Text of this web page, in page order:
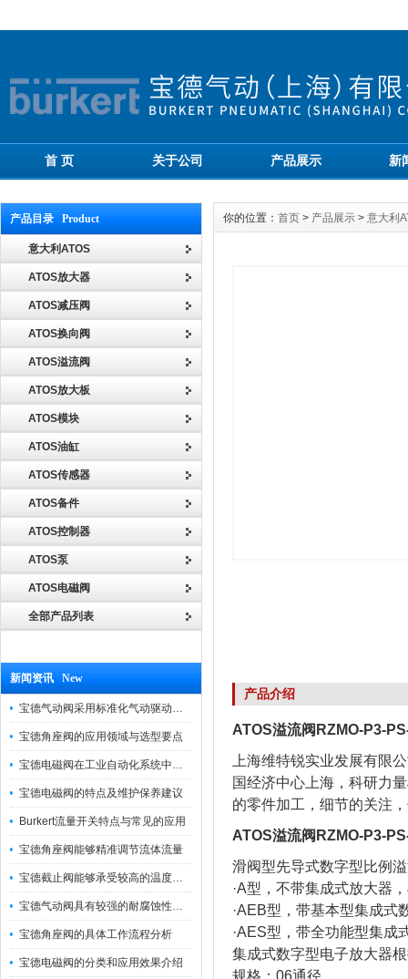
首 页 关于公司 产品展示 新
产品目录 Product
意大利ATOS
ATOS放大器
ATOS减压阀
ATOS换向阀
ATOS溢流阀
ATOS放大板
ATOS模块
ATOS油缸
ATOS传感器
ATOS备件
ATOS控制器
ATOS泵
ATOS电磁阀
全部产品列表
新闻资讯 New
宝德气动阀采用标准化气动驱动设计，可匹配各类工业气源工况
宝德角座阀的应用领域与选型要点
宝德电磁阀在工业自动化系统中的作用
宝德电磁阀的特点及维护保养建议
Burkert流量开关特点与常见的应用
宝德角座阀能够精准调节流体流量
宝德截止阀能够承受较高的温度和压力
宝德气动阀具有较强的耐腐蚀性和抗震性
宝德角座阀的具体工作流程分析
宝德电磁阀的分类和应用效果介绍
你的位置： 首页 > 产品展示 > 意大利
产品介绍
ATOS溢流阀RZMO-P3-
上海维特锐实业发展有限
国经济中心上海，科研力
的零件加工，细节的关注
ATOS溢流阀RZMO-P3-
滑阀型先导式数字型比例
·A型，不带集成式放大器
·AEB型，带基本型集成式
·AES型，带全功能型集成
集成式数字型电子放大器
规格：06通径